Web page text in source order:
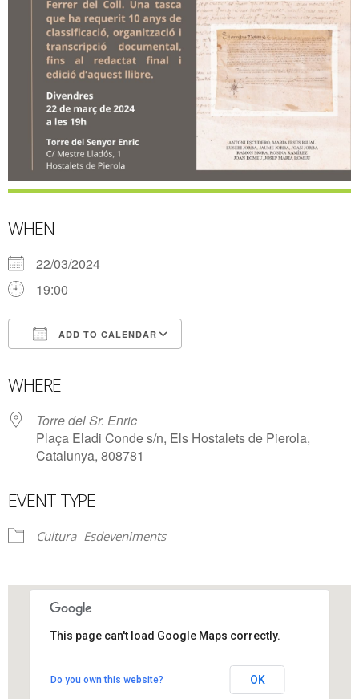
WHEN
22/03/2024
19:00
ADD TO CALENDAR
WHERE
Torre del Sr. Enric
Plaça Eladi Conde s/n, Els Hostalets de Pierola,
Catalunya, 808781
EVENT TYPE
Cultura Esdeveniments
Plaça Eladi Conde s/n - Els Hostalets de Pierola
This page can't load Google Maps correctly.
Do you own this website? OK